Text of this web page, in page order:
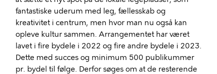
fantastiske uderum med leg, fællesskab og
kreativitet i centrum, men hvor man nu også kan
opleve kultur sammen. Arrangementet har været
lavet i fire bydele i 2022 og fire andre bydele i 2023.
Dette med succes og minimum 500 publikummer
pr. bydel til følge. Derfor søges om at de resterende